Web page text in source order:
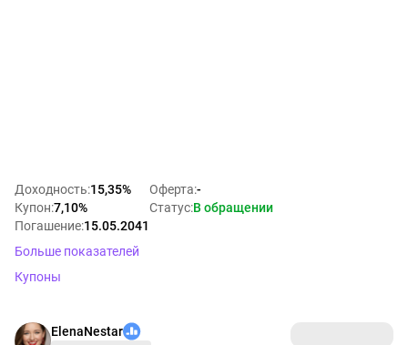
Доходность:15,35%
Купон:7,10%
Погашение:15.05.2041
Оферта:-
Статус:В обращении
Больше показателей
Купоны
ElenaNestar